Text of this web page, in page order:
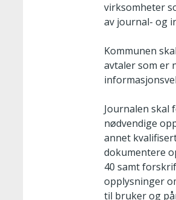
virksomheter
av journal- og
Kommunen
avtaler som er
Journalen skal
nødvendige
annet
dokumentere
40 samt
opplysninger
til bruker og